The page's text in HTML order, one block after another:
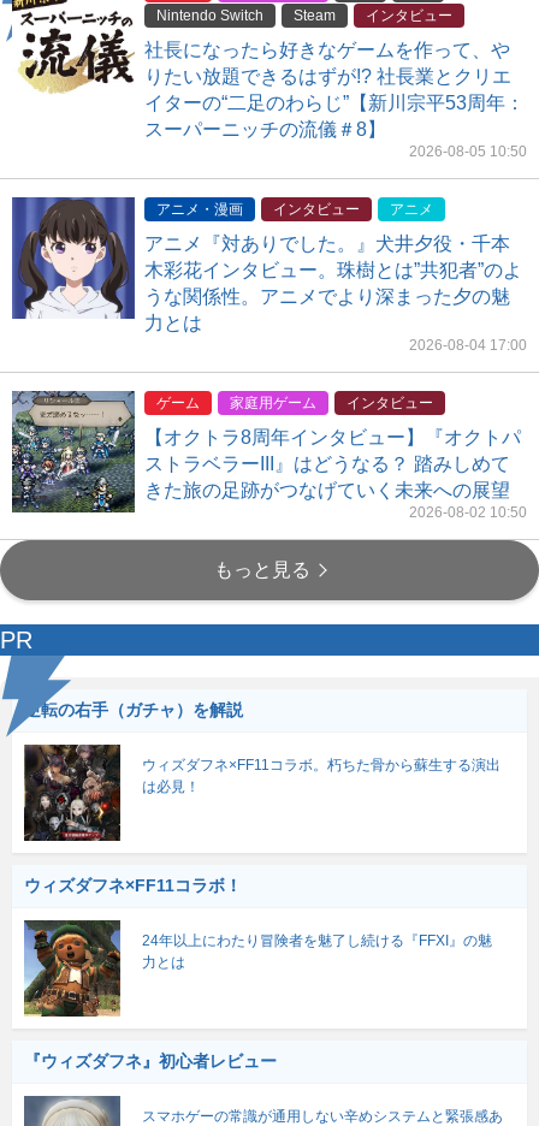
Nintendo Switch
Steam インタビュー
社長になったら好きなゲームを作って、や
りたい放題できるはずが!? 社長業とクリエ
イターの“二足のわらじ”【新川宗平53周年：
スーパーニッチの流儀＃8】
2026-08-05 10:50
アニメ・漫画 インタビュー アニメ
アニメ『対ありでした。』犬井夕役・千本
木彩花インタビュー。珠樹とは”共犯者”のよ
うな関係性。アニメでより深まった夕の魅
力とは
2026-08-04 17:00
ゲーム 家庭用ゲーム インタビュー
【オクトラ8周年インタビュー】『オクトパ
ストラベラーIII』はどうなる？ 踏みしめて
きた旅の足跡がつなげていく未来への展望
2026-08-02 10:50
もっと見る
PR
逆転の右手（ガチャ）を解説
ウィズダフネ×FF11コラボ。朽ちた骨から蘇生する演出
は必見！
ウィズダフネ×FF11コラボ！
24年以上にわたり冒険者を魅了し続ける『FFXI』の魅
力とは
『ウィズダフネ』初心者レビュー
スマホゲーの常識が通用しない辛めシステムと緊張感あ